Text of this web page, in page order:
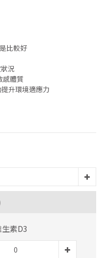
比較好
況
感體質
升環境適應力
素D3